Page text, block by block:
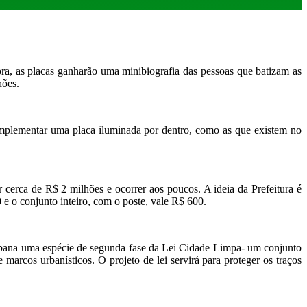
as placas ganharão uma minibiografia das pessoas que batizam as
uma placa iluminada por dentro, como as que existem no
de R$ 2 milhões e ocorrer aos poucos. A ideia da Prefeitura é
e o conjunto inteiro, com o poste, vale R$ 600.
uma espécie de segunda fase da Lei Cidade Limpa- um conjunto
urbanísticos. O projeto de lei servirá para proteger os traços